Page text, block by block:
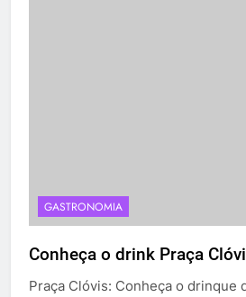
GASTRONOMIA
Conheça o drink Praça
Praça Clóvis: Conheça o drinque